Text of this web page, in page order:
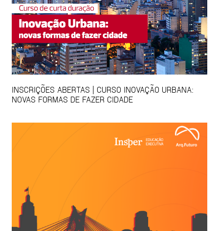
INSCRIÇÕES ABERTAS | CURSO INOVAÇÃO URBANA:
NOVAS FORMAS DE FAZER CIDADE